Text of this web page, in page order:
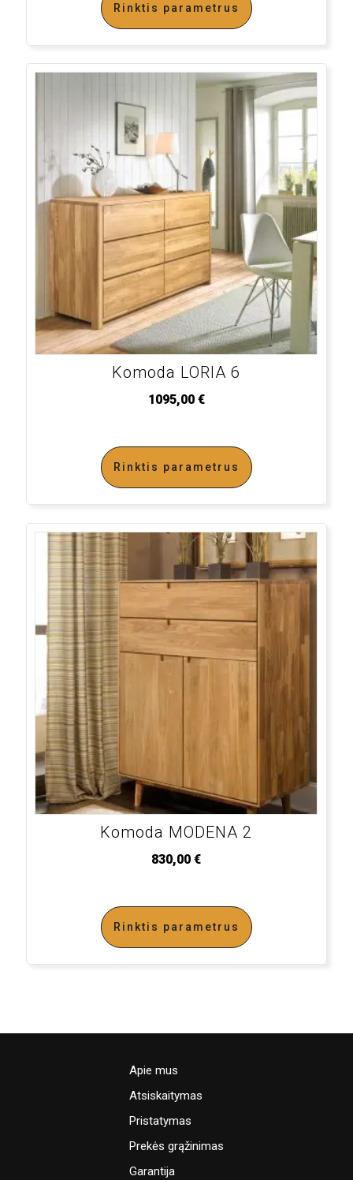
Rinktis parametrus
Komoda LORIA 6
1095,00 €
Rinktis parametrus
Komoda MODENA 2
830,00€
Rinktis parametrus
Apie mus
Atsiskaitymas
Pristatymas
Prekės grąžinimas
Garantija